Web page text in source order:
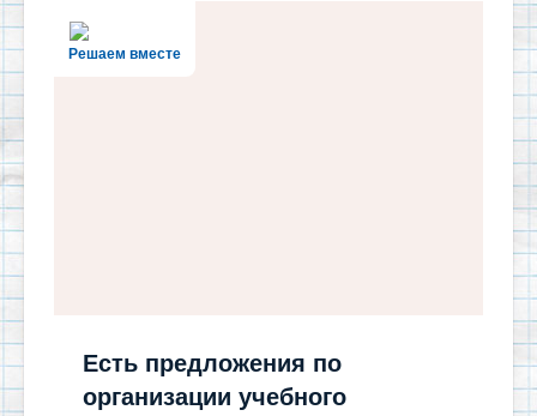
Решаем вместе
Есть предложения по
организации учебного